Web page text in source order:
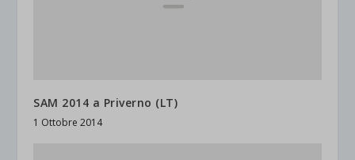
SAM 2014 a Priverno (LT)
1 Ottobre 2014